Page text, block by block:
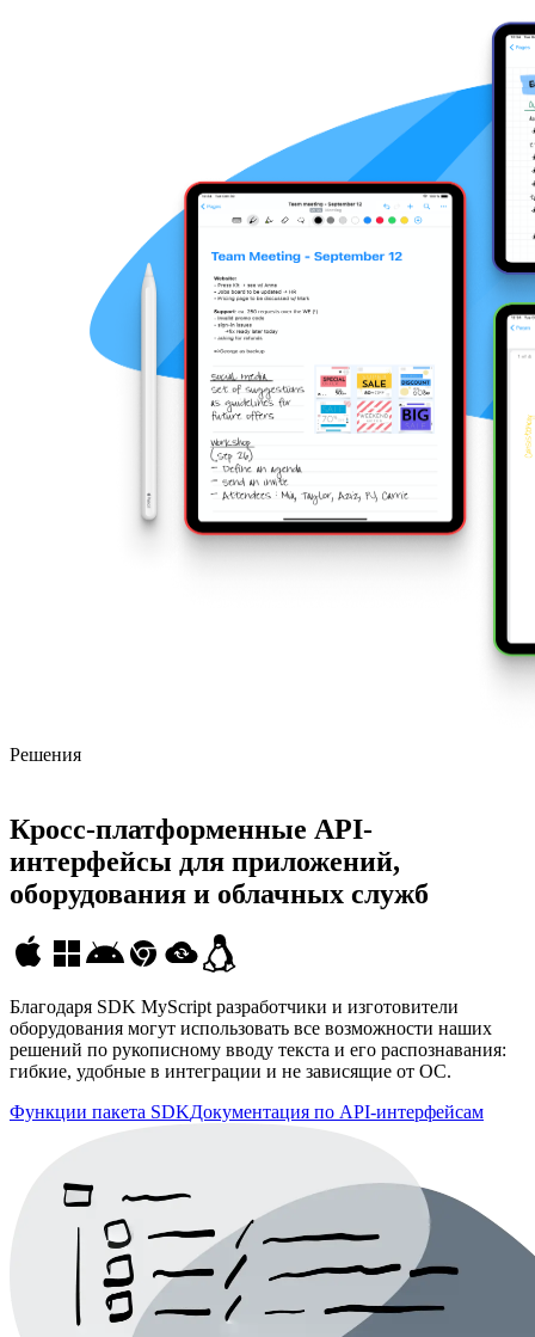
Решения
Кросс-платформенные API-
интерфейсы для приложений,
оборудования и облачных служб
Благодаря SDK MyScript разработчики и изготовители
оборудования могут использовать все возможности наших
решений по рукописному вводу текста и его распознавания:
гибкие, удобные в интеграции и не зависящие от ОС.
Функции пакета SDKДокументация по API-интерфейсам